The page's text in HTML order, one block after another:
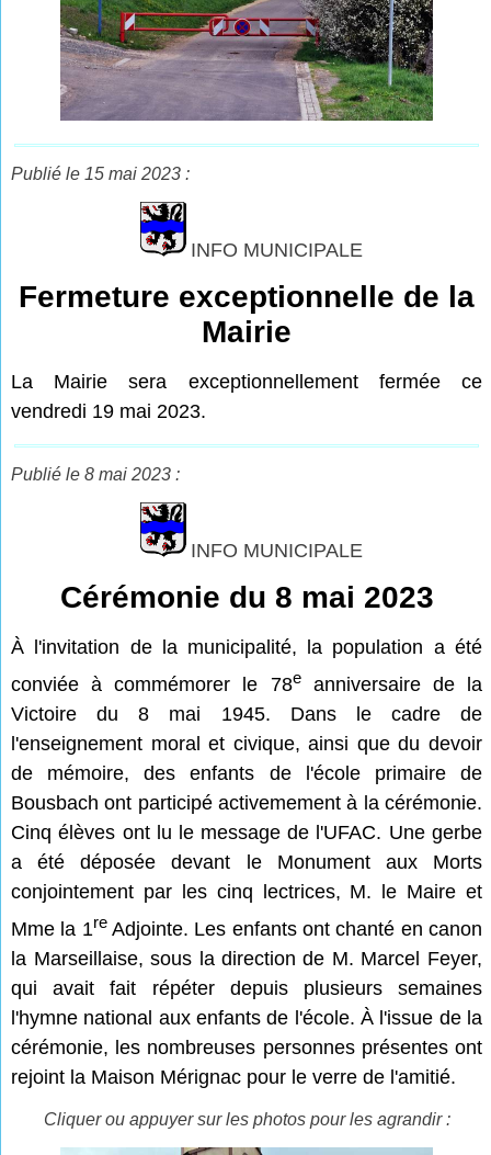
Publié le 15 mai 2023 :
INFO MUNICIPALE
Fermeture exceptionnelle de la
Mairie
La Mairie sera exceptionnellement fermée ce
vendredi 19 mai 2023.
Publié le 8 mai 2023 :
INFO MUNICIPALE
Cérémonie du 8 mai 2023
À l'invitation de la municipalité, la population a été
conviée à commémorer le 78eanniversaire de la
Victoire du 8 mai 1945. Dans le cadre de
l'enseignement moral et civique, ainsi que du devoir
de mémoire, des enfants de l'école primaire de
Bousbach ont participé activemement à la cérémonie.
Cinq élèves ont lu le message de l'UFAC. Une gerbe
a été déposée devant le Monument aux Morts
conjointement par les cinq lectrices, M. le Maire et
Mme la 1reAdjointe. Les enfants ont chanté en canon
la Marseillaise, sous la direction de M. Marcel Feyer,
qui avait fait répéter depuis plusieurs semaines
l'hymne national aux enfants de l'école. À l'issue de la
cérémonie, les nombreuses personnes présentes ont
rejoint la Maison Mérignac pour le verre de l'amitié.
Cliquer ou appuyer sur les photos pour les agrandir :